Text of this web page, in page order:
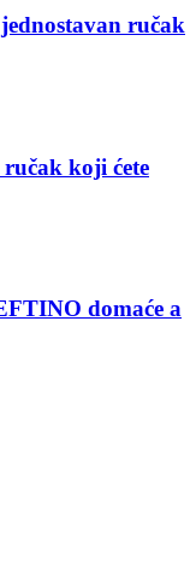
ručak
koji ćete
domaće a